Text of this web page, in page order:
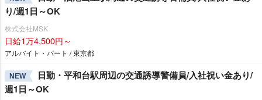
り/週1日～OK
株式会社MSK
日給1万4,500円～
アルバイト・パート / 東京都
NEW
日勤・平和台駅周辺の交通誘導警備員/入社祝い金あり/
週1日～OK